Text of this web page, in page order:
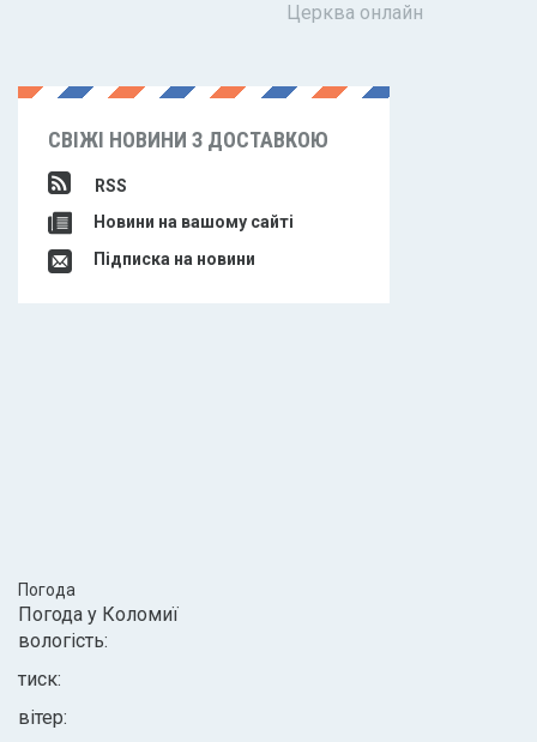
Церква онлайн
СВІЖІ НОВИНИ З ДОСТАВКОЮ
RSS
Новини на вашому сайті
Підписка на новини
Погода
Погода у Коломиї
вологість:
тиск:
вітер: